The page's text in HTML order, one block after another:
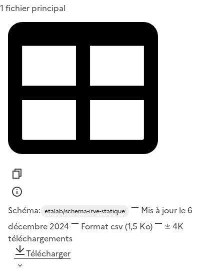
1 fichier principal
Schéma: etalab/schema-irve-statique
Mis à jour le 6
décembre 2024
Format csv(1,5 Ko)
4K
téléchargements
Télécharger